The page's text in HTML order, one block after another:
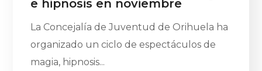
e hipnosis en noviembre
La Concejalía de Juventud de Orihuela ha
organizado un ciclo de espectáculos de
magia, hipnosis...